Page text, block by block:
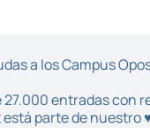
a los Campus
entradas
parte de nuestro